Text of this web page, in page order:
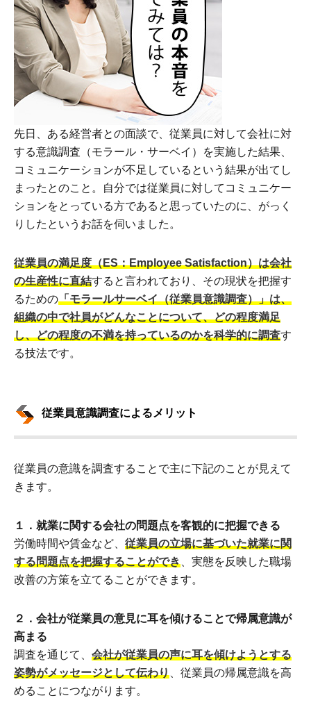
先日、ある経営者との面談で、従業員に対して会社に対
する意識調査（モラール・サーベイ）を実施した結果、
コミュニケーションが不足しているという結果が出てし
まったとのこと。自分では従業員に対してコミュニケー
ションをとっている方であると思っていたのに、がっく
りしたというお話を伺いました。
従業員の満足度（ES：Employee Satisfaction）は会社
の生産性に直結すると言われており、その現状を把握す
るための「モラールサーベイ（従業員意識調査）」は、
組織の中で社員がどんなことについて、どの程度満足
し、どの程度の不満を持っているのかを科学的に調査す
る技法です。
従業員意識調査によるメリット
従業員の意識を調査することで主に下記のことが見えて
きます。
１．就業に関する会社の問題点を客観的に把握できる
労働時間や賃金など、 従業員の立場に基づいた就業に関
する問題点を把握することができ 、実態を反映した職場
改善の方策を立てることができます。
２．会社が従業員の意見に耳を傾けることで帰属意識が
高まる
調査を通じて、 会社が従業員の声に耳を傾けようとする
姿勢がメッセージとして伝わり 、従業員の帰属意識を高
めることにつながります。